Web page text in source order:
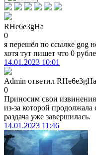
RHe6e3gHa
0
я перешёл по ссылке gog
хотя тут пишет что 0
14.01.2023 10:01
Admin ответил RHe6e3gHa
0
Приносим свои
из-за которой продолжала
раздача уже завершилась.
14.01.2023 11:46